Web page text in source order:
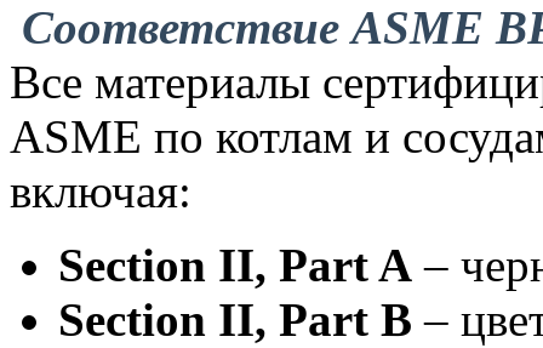
Соответствие ASME
Все материалы
ASME по котлам и
включая:
Section II, Part A –
Section II, Part B –